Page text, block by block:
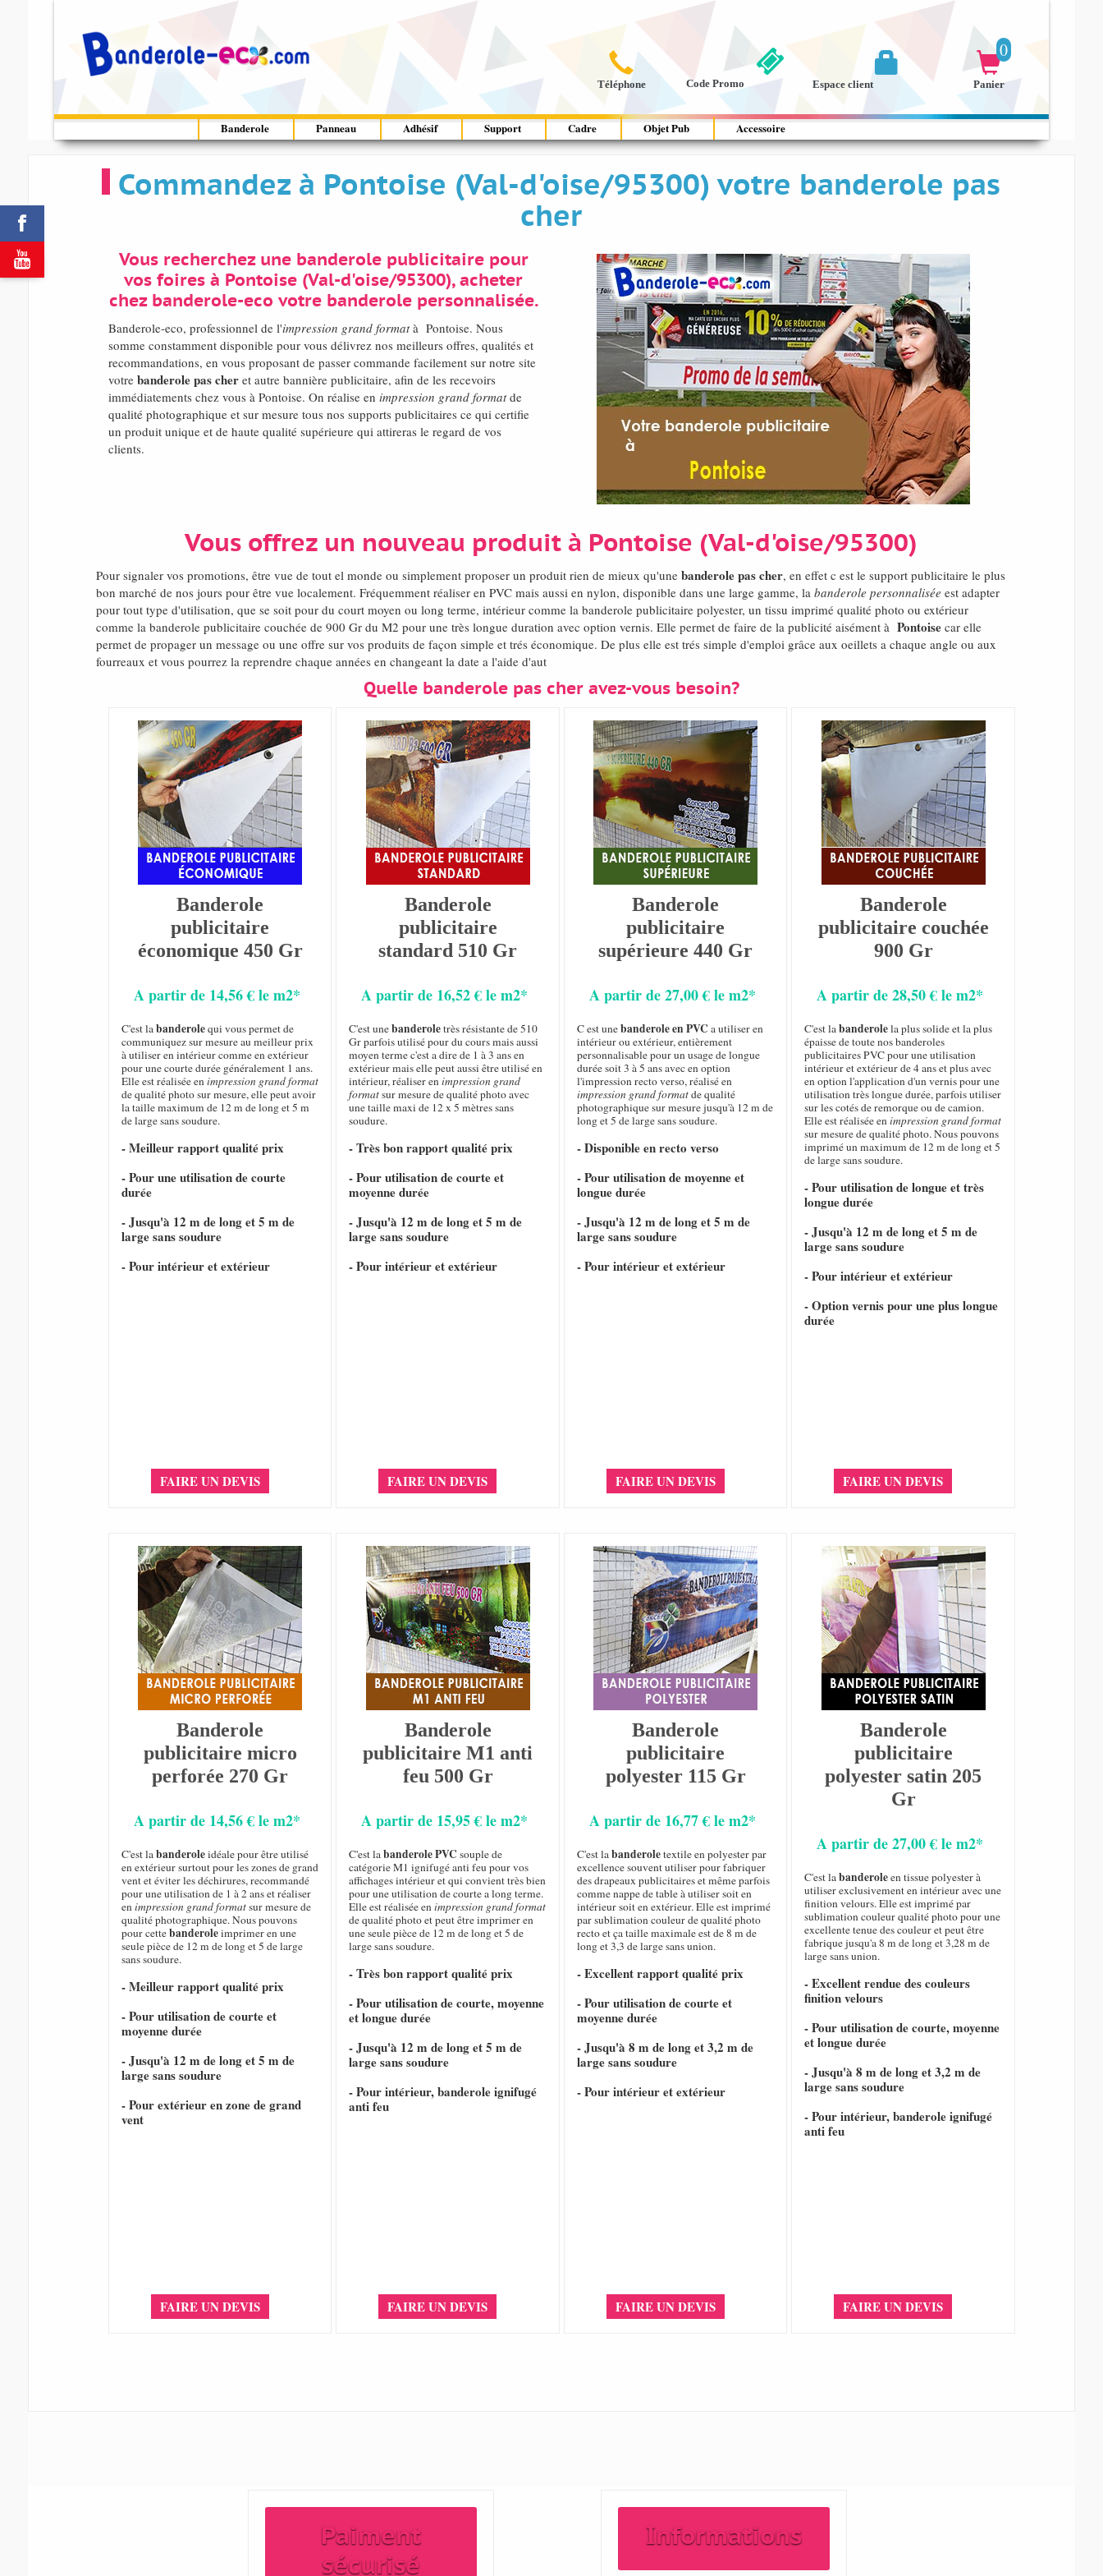



Téléphone
0

Panier

Espace client
Code Promo
Banderole Panneau Adhésif Support Cadre Objet Pub Accessoire
Commandez à Pontoise (Val-d'oise/95300) votre banderole pas
cher
Vous recherchez une banderole publicitaire pour
vos foires à Pontoise (Val-d'oise/95300), acheter
chez banderole-eco votre banderole personnalisée.
Banderole-eco, professionnel de l'impression grand formatà Pontoise. Nous
somme constamment disponible pour vous délivrez nos meilleurs offres, qualités et
recommandations, en vous proposant de passer commande facilement sur notre site
votre banderole pas cheret autre bannière publicitaire, afin de les recevoirs
immédiatements chez vous à Pontoise. On réalise en impression grand formatde
qualité photographique et sur mesure tous nos supports publicitaires ce qui certifie
un produit unique et de haute qualité supérieure qui attireras le regard de vos
clients.
Vous offrez un nouveau produit à Pontoise (Val-d'oise/95300)
Pour signaler vos promotions, être vue de tout el monde ou simplement proposer un produit rien de mieux qu'une banderole pas cher, en effet c est le support publicitaire le plus
bon marché de nos jours pour être vue localement. Fréquemment réaliser en PVC mais aussi en nylon, disponible dans une large gamme, la banderole personnalisée est adapter
pour tout type d'utilisation, que se soit pour du court moyen ou long terme, intérieur comme la banderole publicitaire polyester, un tissu imprimé qualité photo ou extérieur
comme la banderole publicitaire couchée de 900 Gr du M2 pour une très longue duration avec option vernis. Elle permet de faire de la publicité aisément à Pontoisecar elle
permet de propager un message ou une offre sur vos produits de façon simple et trés économique. De plus elle est trés simple d'emploi grâce aux oeillets a chaque angle ou aux
fourreaux et vous pourrez la reprendre chaque années en changeant la date a l'aide d'aut
Quelle banderole pas cher avez-vous besoin?
Banderole
publicitaire
économique 450 Gr
A partir de 14,56 € le m2*
C'est labanderolequi vous permet de
communiquez sur mesure au meilleur prix
à utiliser en intérieur comme en extérieur
pour une courte durée généralement 1 ans.
Elle est réalisée enimpression grand format
de qualité photo sur mesure, elle peut avoir
la taille maximum de 12 m de long et 5 m
de large sans soudure.
- Meilleur rapport qualité prix
- Pour une utilisation de courte
durée
- Jusqu'à 12 m de long et 5 m de
large sans soudure
- Pour intérieur et extérieur
FAIRE UN DEVIS
Banderole
publicitaire
standard 510 Gr
A partir de 16,52 € le m2*
C'est unebanderoletrès résistante de 510
Gr parfois utilisé pour du cours mais aussi
moyen terme c'est a dire de 1 à 3 ans en
extérieur mais elle peut aussi être utilisé en
intérieur, réaliser enimpression grand
formatsur mesure de qualité photo avec
une taille maxi de 12 x 5 mètres sans
soudure.
- Très bon rapport qualité prix
- Pour utilisation de courte et
moyenne durée
- Jusqu'à 12 m de long et 5 m de
large sans soudure
- Pour intérieur et extérieur
FAIRE UN DEVIS
Banderole
publicitaire
supérieure 440 Gr
A partir de 27,00 € le m2*
C est unebanderole en PVC a utiliser en
intérieur ou extérieur, entièrement
personnalisable pour un usage de longue
durée soit 3 à 5 ans avec en option
l'impression recto verso, réalisé en
impression grand formatde qualité
photographique sur mesure jusqu'à 12 m de
long et 5 de large sans soudure.
- Disponible en recto verso
- Pour utilisation de moyenne et
longue durée
- Jusqu'à 12 m de long et 5 m de
large sans soudure
- Pour intérieur et extérieur
FAIRE UN DEVIS
Banderole
publicitaire couchée
900 Gr
A partir de 28,50 € le m2*
C'est labanderolela plus solide et la plus
épaisse de toute nos banderoles
publicitaires PVC pour une utilisation
intérieur et extérieur de 4 ans et plus avec
en option l'application d'un vernis pour une
utilisation très longue durée, parfois utiliser
sur les cotés de remorque ou de camion.
Elle est réalisée enimpression grand format
sur mesure de qualité photo. Nous pouvons
imprimé un maximum de 12 m de long et 5
de large sans soudure.
- Pour utilisation de longue et très
longue durée
- Jusqu'à 12 m de long et 5 m de
large sans soudure
- Pour intérieur et extérieur
- Option vernis pour une plus longue
durée
FAIRE UN DEVIS
Banderole
publicitaire micro
perforée 270 Gr
A partir de 14,56 € le m2*
C'est labanderoleidéale pour être utilisé
en extérieur surtout pour les zones de grand
vent et éviter les déchirures, recommandé
pour une utilisation de 1 à 2 ans et réaliser
enimpression grand formatsur mesure de
qualité photographique. Nous pouvons
pour cettebanderoleimprimer en une
seule pièce de 12 m de long et 5 de large
sans soudure.
- Meilleur rapport qualité prix
- Pour utilisation de courte et
moyenne durée
- Jusqu'à 12 m de long et 5 m de
large sans soudure
- Pour extérieur en zone de grand
vent
FAIRE UN DEVIS
Banderole
publicitaire M1 anti
feu 500 Gr
A partir de 15,95 € le m2*
C'est labanderole PVC souple de
catégorie M1 ignifugé anti feu pour vos
affichages intérieur et qui convient très bien
pour une utilisation de courte a long terme.
Elle est réalisée enimpression grand format
de qualité photo et peut être imprimer en
une seule pièce de 12 m de long et 5 de
large sans soudure.
- Très bon rapport qualité prix
- Pour utilisation de courte, moyenne
et longue durée
- Jusqu'à 12 m de long et 5 m de
large sans soudure
- Pour intérieur, banderole ignifugé
anti feu
FAIRE UN DEVIS
Banderole
publicitaire
polyester 115 Gr
A partir de 16,77 € le m2*
C'est labanderoletextile en polyester par
excellence souvent utiliser pour fabriquer
des drapeaux publicitaires et même parfois
comme nappe de table à utiliser soit en
intérieur soit en extérieur. Elle est imprimé
par sublimation couleur de qualité photo
recto et ça taille maximale est de 8 m de
long et 3,3 de large sans union.
- Excellent rapport qualité prix
- Pour utilisation de courte et
moyenne durée
- Jusqu'à 8 m de long et 3,2 m de
large sans soudure
- Pour intérieur et extérieur
FAIRE UN DEVIS
Banderole
publicitaire
polyester satin 205
Gr
A partir de 27,00 € le m2*
C'est labanderoleen tissue polyester à
utiliser exclusivement en intérieur avec une
finition velours. Elle est imprimé par
sublimation couleur qualité photo pour une
excellente tenue des couleur et peut être
fabrique jusqu'a 8 m de long et 3,28 m de
large sans union.
- Excellent rendue des couleurs
finition velours
- Pour utilisation de courte, moyenne
et longue durée
- Jusqu'à 8 m de long et 3,2 m de
large sans soudure
- Pour intérieur, banderole ignifugé
anti feu
FAIRE UN DEVIS
Paiment
sécurisé
Informations